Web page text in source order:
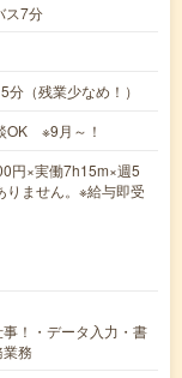
ス7分
（残業少なめ！）
OK ※9月～！
円×実働7h15m×週5
ません。※給与即受
！・データ入力・書
務